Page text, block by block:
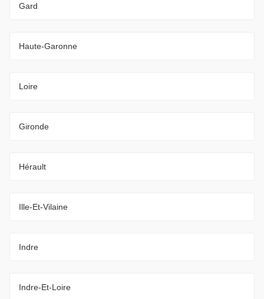
Gard
Haute-Garonne
Loire
Gironde
Hérault
Ille-Et-Vilaine
Indre
Indre-Et-Loire